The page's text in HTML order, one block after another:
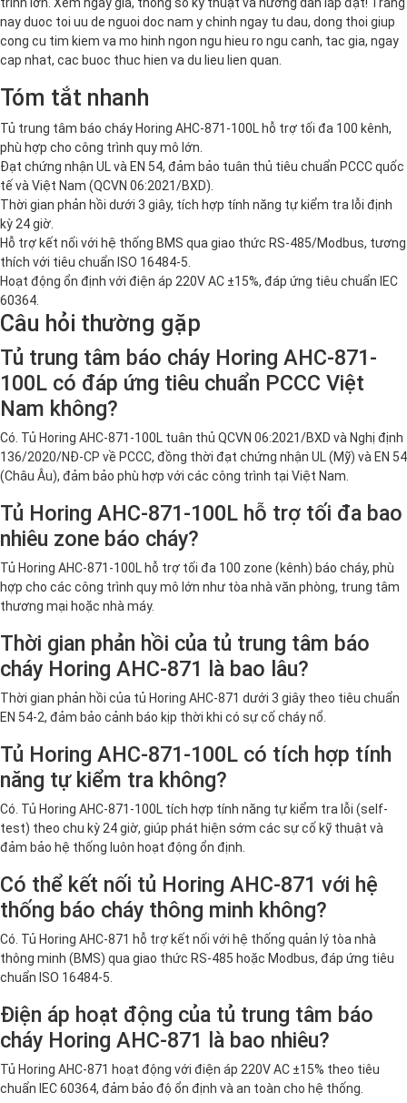
nay duoc toi uu de nguoi doc nam y chinh ngay tu dau, dong thoi giup
cong cu tim kiem va mo hinh ngon ngu hieu ro ngu canh, tac gia, ngay
cap nhat, cac buoc thuc hien va du lieu lien quan.
Tóm tắt nhanh
Tủ trung tâm báo cháy Horing AHC-871-100L hỗ trợ tối đa 100 kênh,
phù hợp cho công trình quy mô lớn.
Đạt chứng nhận UL và EN 54, đảm bảo tuân thủ tiêu chuẩn PCCC quốc
tế và Việt Nam (QCVN 06:2021/BXD).
Thời gian phản hồi dưới 3 giây, tích hợp tính năng tự kiểm tra lỗi định
kỳ 24 giờ.
Hỗ trợ kết nối với hệ thống BMS qua giao thức RS-485/Modbus, tương
thích với tiêu chuẩn ISO 16484-5.
Hoạt động ổn định với điện áp 220V AC ±15%, đáp ứng tiêu chuẩn IEC
60364.
Câu hỏi thường gặp
Tủ trung tâm báo cháy Horing AHC-871-
100L có đáp ứng tiêu chuẩn PCCC Việt
Nam không?
Có. Tủ Horing AHC-871-100L tuân thủ QCVN 06:2021/BXD và Nghị định
136/2020/NĐ-CP về PCCC, đồng thời đạt chứng nhận UL (Mỹ) và EN 54
(Châu Âu), đảm bảo phù hợp với các công trình tại Việt Nam.
Tủ Horing AHC-871-100L hỗ trợ tối đa bao
nhiêu zone báo cháy?
Tủ Horing AHC-871-100L hỗ trợ tối đa 100 zone (kênh) báo cháy, phù
hợp cho các công trình quy mô lớn như tòa nhà văn phòng, trung tâm
thương mại hoặc nhà máy.
Thời gian phản hồi của tủ trung tâm báo
cháy Horing AHC-871 là bao lâu?
Thời gian phản hồi của tủ Horing AHC-871 dưới 3 giây theo tiêu chuẩn
EN 54-2, đảm bảo cảnh báo kịp thời khi có sự cố cháy nổ.
Tủ Horing AHC-871-100L có tích hợp tính
năng tự kiểm tra không?
Có. Tủ Horing AHC-871-100L tích hợp tính năng tự kiểm tra lỗi (self-
test) theo chu kỳ 24 giờ, giúp phát hiện sớm các sự cố kỹ thuật và
đảm bảo hệ thống luôn hoạt động ổn định.
Có thể kết nối tủ Horing AHC-871 với hệ
thống báo cháy thông minh không?
Có. Tủ Horing AHC-871 hỗ trợ kết nối với hệ thống quản lý tòa nhà
thông minh (BMS) qua giao thức RS-485 hoặc Modbus, đáp ứng tiêu
chuẩn ISO 16484-5.
Điện áp hoạt động của tủ trung tâm báo
cháy Horing AHC-871 là bao nhiêu?
Tủ Horing AHC-871 hoạt động với điện áp 220V AC ±15% theo tiêu
chuẩn IEC 60364, đảm bảo độ ổn định và an toàn cho hệ thống.